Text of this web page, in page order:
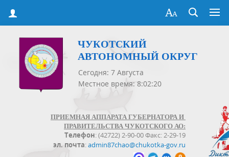
ЧУКОТСКИЙ
АВТОНОМНЫЙ ОКРУГ
Сегодня: 7 Августа
Местное время: 8:02:20
ПРИЕМНАЯ АППАРАТА ГУБЕРНАТОРА И
ПРАВИТЕЛЬСТВА ЧУКОТСКОГО АО:
Телефон: (42722) 2-90-00 Факс: 2-29-19
эл. почта:admin87chao@chukotka-gov.ru